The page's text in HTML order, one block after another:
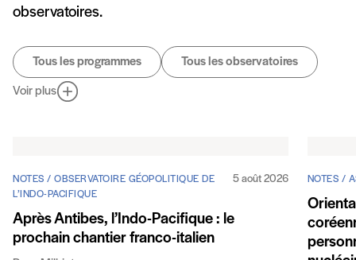
observatoires.
Tous les programmes Tous les observatoires
Voir plus
NOTES / OBSERVATOIRE GÉOPOLITIQUE DE
L’INDO-PACIFIQUE
5 août 2026
Après Antibes, l’Indo-Pacifique : le
prochain chantier franco-italien
NOTES /